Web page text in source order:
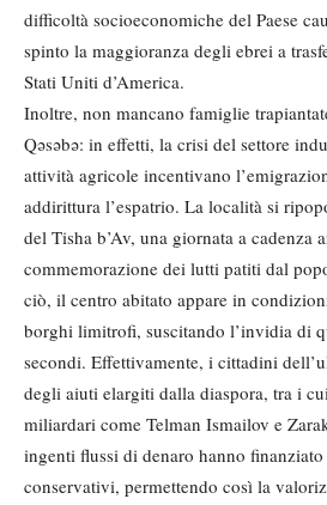
difficoltà socioeconomiche del Paese
spinto la maggioranza degli ebrei a
Stati Uniti d’America.
Inoltre, non mancano famiglie
Qəsəbə: in effetti, la crisi del settore
attività agricole incentivano
addirittura l’espatrio. La località si
del Tisha b’Av, una giornata a cadenza
commemorazione dei lutti patiti dal
ciò, il centro abitato appare in
borghi limitrofi, suscitando l’invidia di
secondi. Effettivamente, i cittadini
degli aiuti elargiti dalla diaspora, tra i
miliardari come Telman Ismailov e
ingenti flussi di denaro hanno
conservativi, permettendo così la